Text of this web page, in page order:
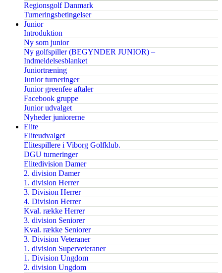
Regionsgolf Danmark
Turneringsbetingelser
Junior
Introduktion
Ny som junior
Ny golfspiller (BEGYNDER JUNIOR) –
Indmeldelsesblanket
Juniortræning
Junior turneringer
Junior greenfee aftaler
Facebook gruppe
Junior udvalget
Nyheder juniorerne
Elite
Eliteudvalget
Elitespillere i Viborg Golfklub.
DGU turneringer
Elitedivision Damer
2. division Damer
1. division Herrer
3. Division Herrer
4. Division Herrer
Kval. række Herrer
3. division Seniorer
Kval. række Seniorer
3. Division Veteraner
1. division Superveteraner
1. Division Ungdom
2. division Ungdom